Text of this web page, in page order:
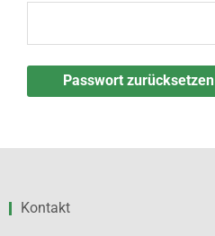
Passwort zurücksetzen
Kontakt